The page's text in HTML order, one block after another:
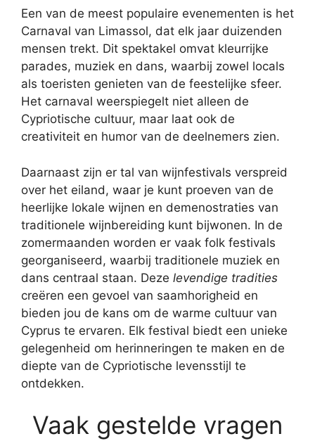
Een van de meest populaire evenementen is het
Carnaval van Limassol, dat elk jaar duizenden
mensen trekt. Dit spektakel omvat kleurrijke
parades, muziek en dans, waarbij zowel locals
als toeristen genieten van de feestelijke sfeer.
Het carnaval weerspiegelt niet alleen de
Cypriotische cultuur, maar laat ook de
creativiteit en humor van de deelnemers zien.
Daarnaast zijn er tal van wijnfestivals verspreid
over het eiland, waar je kunt proeven van de
heerlijke lokale wijnen en demenostraties van
traditionele wijnbereiding kunt bijwonen. In de
zomermaanden worden er vaak folk festivals
georganiseerd, waarbij traditionele muziek en
dans centraal staan. Deze levendige tradities
creëren een gevoel van saamhorigheid en
bieden jou de kans om de warme cultuur van
Cyprus te ervaren. Elk festival biedt een unieke
gelegenheid om herinneringen te maken en de
diepte van de Cypriotische levensstijl te
ontdekken.
Vaak gestelde vragen